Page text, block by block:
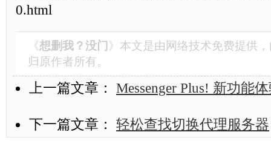
0.html
《想删我？没门 》本文是由 网络技术免费提供
归原作者所有。
上一篇文章： Messenger Plus! 新功能
下一篇文章： 轻松查找切换代理服务器